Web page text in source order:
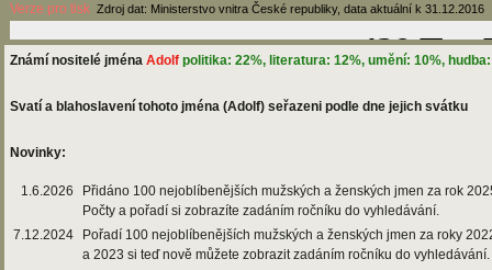
Verze pro tisk Zdroj dat: Ministerstvo vnitra České republiky, data aktuální k 31.12.2016
Známí nositelé jména Adolf politika: 22%, literatura: 12%, umění: 10%,
Svatí a blahoslavení tohoto jména (Adolf) seřazeni podle dne jejich svátku
Novinky:
1.6.2026
Přidáno 100 nejoblíbenějších mužských a ženských jmen za rok
Počty a pořadí si zobrazíte zadáním ročníku do vyhledávání.
7.12.2024
Pořadí 100 nejoblíbenějších mužských a ženských jmen za roky
a 2023 si teď nově můžete zobrazit zadáním ročníku do vyhledávání.